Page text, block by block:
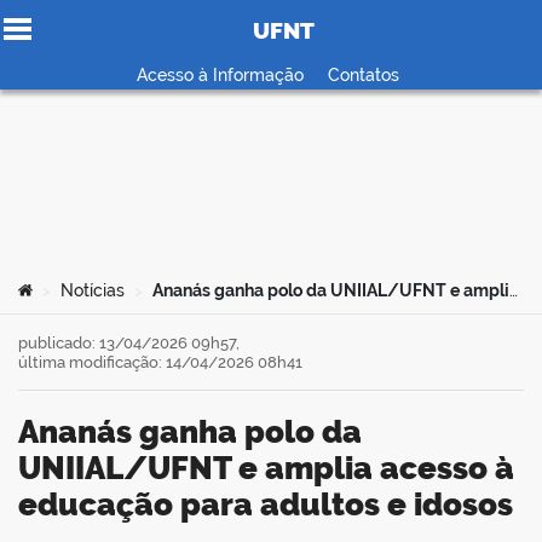
Ir para o conteúdo
UFNT
Acesso à Informação Contatos
Você está aqui:
Notícias Ananás ganha polo da UNIIAL/UFNT e amplia acesso à educação para adultos e idosos
Ananás ganha polo da
UNIIAL/UFNT e amplia acesso à
educação para adultos e idosos
publicado: 13/04/2026 09h57,
última modificação: 14/04/2026 08h41